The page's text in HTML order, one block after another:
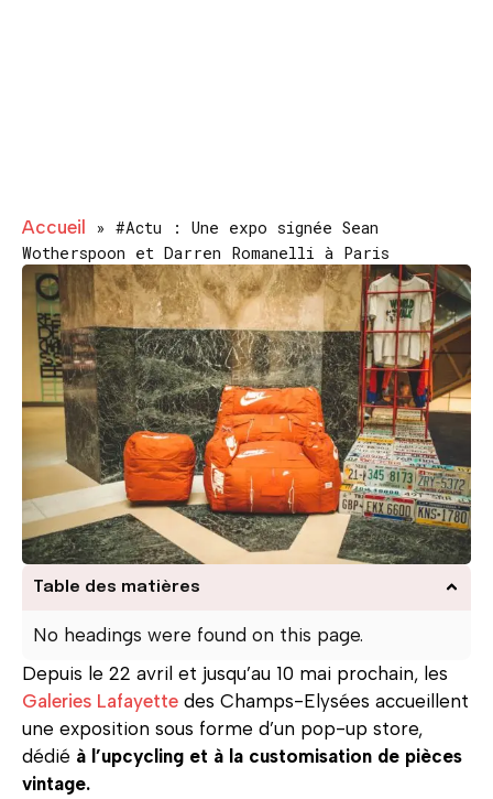
Accueil » #Actu : Une expo signée Sean
Wotherspoon et Darren Romanelli à Paris
Table des matières
No headings were found on this page.
Depuis le 22 avril et jusqu’au 10 mai prochain, les
Galeries Lafayette des Champs-Elysées accueillent
une exposition sous forme d’un pop-up store,
dédié à l’upcycling et à la customisation de pièces
vintage.